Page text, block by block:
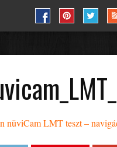
nüviCam LMT teszt –